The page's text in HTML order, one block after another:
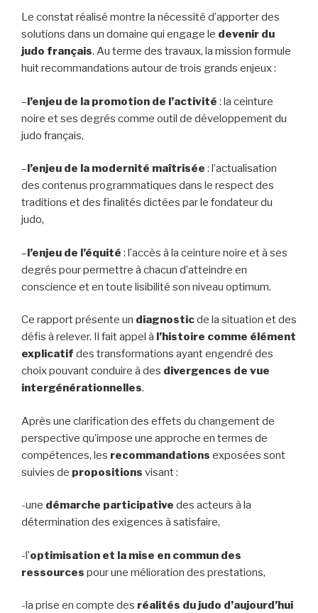
Le constat réalisé montre la nécessité d’apporter des
solutions dans un domaine qui engage le devenir du
judo français. Au terme des travaux, la mission formule
huit recommandations autour de trois grands enjeux :
–l’enjeu de la promotion de l’activité : la ceinture
noire et ses degrés comme outil de développement du
judo français,
–l’enjeu de la modernité maîtrisée : l’actualisation
des contenus programmatiques dans le respect des
traditions et des finalités dictées par le fondateur du
judo,
–l’enjeu de l’équité : l’accès à la ceinture noire et à ses
degrés pour permettre à chacun d’atteindre en
conscience et en toute lisibilité son niveau optimum.
Ce rapport présente un diagnosticde la situation et des
défis à relever. Il fait appel à l’histoire comme élément
explicatif des transformations ayant engendré des
choix pouvant conduire à des divergences de vue
intergénérationnelles.
Après une clarification des effets du changement de
perspective qu’impose une approche en termes de
compétences, les recommandations exposées sont
suivies de propositions visant :
-une démarche participative des acteurs à la
détermination des exigences à satisfaire,
-l’optimisation et la mise en commun des
ressources pour une mélioration des prestations,
-la prise en compte des réalités du judo d’aujourd’hui